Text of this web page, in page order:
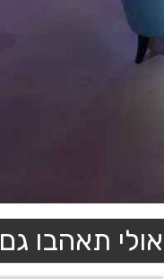
אולי תאהבו גם